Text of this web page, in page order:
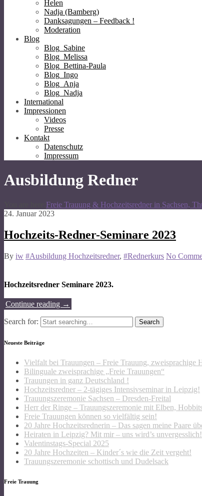
Helen
Nadja (Bamberg)
Danksagungen – Feedback !
Moderation
Blog
Blog_Sabine
Blog_Melissa
Blog_Bettina-Paula
Blog_Ingo
Blog_Anja
Blog_Nadja
International
Impressionen
Videos
Presse
Kontakt
Datenschutz
Impressum
Ausbildung Redner
Freie Trauung & Hochzeitsredner in Sachsen,
24. Januar 2023
Hochzeits-Redner-Seminare 2023
By iw #Ausbildung Hochzeitsredner, #Rednerkurs No
Hochzeitsredner Seminare 2023.
Continue reading →
Search for:
Neueste Beiträge
Vielfalt bei Trauungen – Freie Trauung, zweisprachige
Bilinguale zweisprachige „Freie Trauungen“
Trauungen in ganz Deutschland !
Hochzeitsredner – 2-tägiges Intensivseminar in Leipzig!
Trauungszeremonie Sachsen – Dresden-Freital
Herr der Ringe – Trauungszeremonie mit Elben,
Freie Trauungen können so vielfältig sein!
20 Jahre Hochzeitsrednerin – Das sagen meine Paare
Heiraten in Leipzig? Mit mir – uns wird’s unvergesslich!
Valentinstags-Special 2025
20 Jahre Hochzeiten – Kinder´s wie die Zeit vergeht!
Trauungszeremonie schottisch und Dudelsack
Freie Trauung